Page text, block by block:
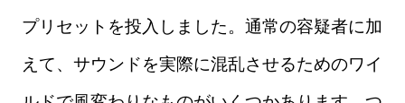
プリセットを投入しました。通常の容疑者に加
えて、サウンドを実際に混乱させるためのワイ